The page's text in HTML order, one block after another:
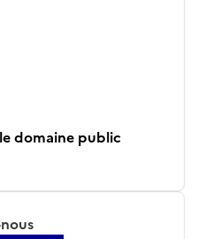
domaine public